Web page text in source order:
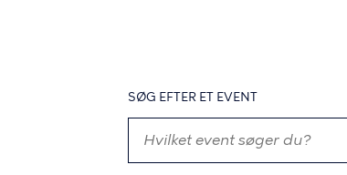
SØG EFTER ET EVENT